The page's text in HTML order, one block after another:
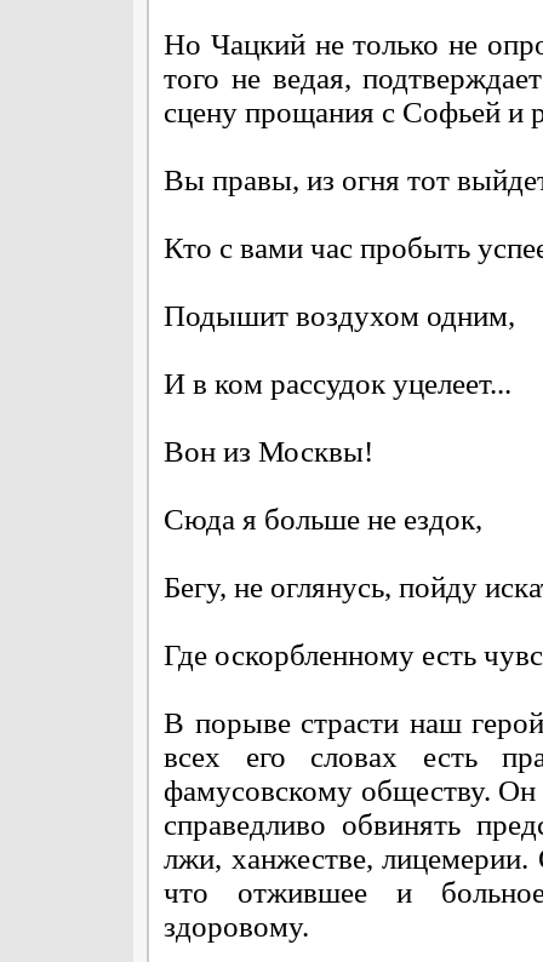
Но Чацкий не только не
того не ведая,
сцену прощания с Софьей и
Вы правы, из огня тот
Кто с вами час пробыть
Подышит воздухом одним,
И в ком рассудок уцелеет...
Вон из Москвы!
Сюда я больше не ездок,
Бегу, не оглянусь, пойду
Где оскорбленному есть
В порыве страсти наш
всех его словах есть
фамусовскому обществу. Он
справедливо обвинять
лжи, ханжестве, лицемерии.
что отжившее и
здоровому.